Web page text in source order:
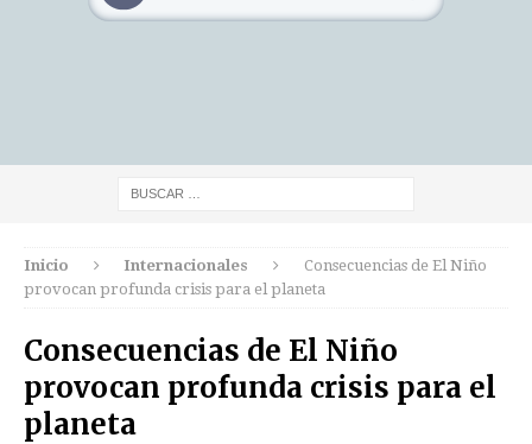
Inicio Internacionales
Consecuencias de El Niño
provocan profunda crisis para el planeta
Consecuencias de El Niño
provocan profunda crisis para el
planeta